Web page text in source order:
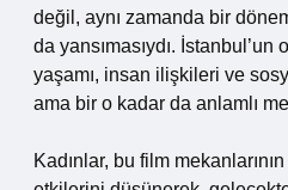
değil, aynı zamanda bir
da yansımasıydı.
yaşamı, insan ilişkileri ve
ama bir o kadar da anlamlı
Kadınlar, bu film